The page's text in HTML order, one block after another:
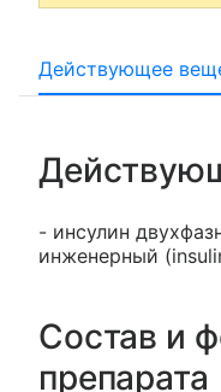
Действующее
- инсулин
инженерный
Состав и
препарата